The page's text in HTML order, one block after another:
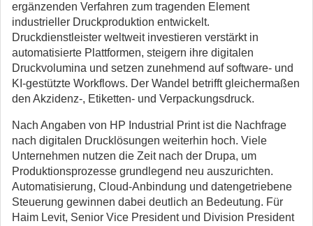
ergänzenden Verfahren zum tragenden Element
industrieller Druckproduktion entwickelt.
Druckdienstleister weltweit investieren verstärkt in
automatisierte Plattformen, steigern ihre digitalen
Druckvolumina und setzen zunehmend auf software- und
KI-gestützte Workflows. Der Wandel betrifft gleichermaßen
den Akzidenz-, Etiketten- und Verpackungsdruck.
Nach Angaben von HP Industrial Print ist die Nachfrage
nach digitalen Drucklösungen weiterhin hoch. Viele
Unternehmen nutzen die Zeit nach der Drupa, um
Produktionsprozesse grundlegend neu auszurichten.
Automatisierung, Cloud-Anbindung und datengetriebene
Steuerung gewinnen dabei deutlich an Bedeutung. Für
Haim Levit, Senior Vice President und Division President